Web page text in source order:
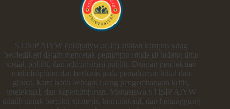
STISIP AIYW (stisipaiyw.ac.id) adalah kampus yang
berdedikasi dalam mencetak pemimpin muda di bidang ilmu
sosial, politik, dan administrasi publik. Dengan pendekatan
multidisipliner dan berbasis pada pemahaman lokal dan
global, kami hadir sebagai ruang pengembangan kritis,
intelektual, dan kepemimpinan. Mahasiswa STISIP AIYW
dilatih untuk berpikir strategis, komunikatif, dan bertanggung